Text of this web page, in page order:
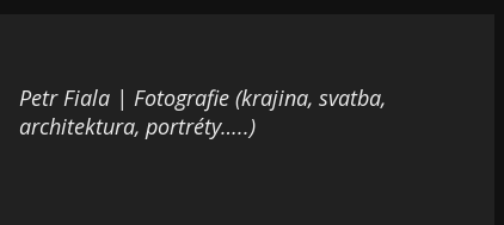
Petr Fiala | Fotografie (krajina, svatba,
architektura, portréty…..)